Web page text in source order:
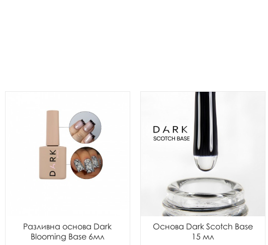
Разливна основа Dark
Blooming Base 6мл
Основа Dark Scotch Base
15 мл